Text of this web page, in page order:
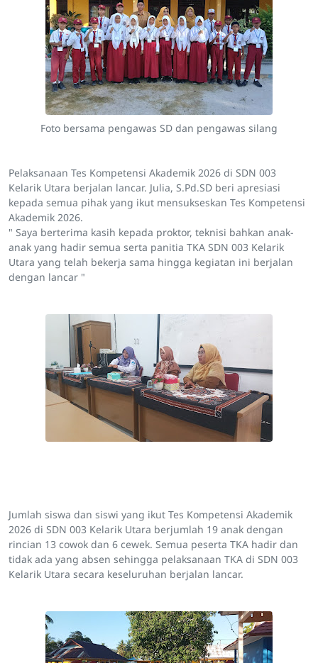
Foto bersama pengawas SD dan pengawas silang
Pelaksanaan Tes Kompetensi Akademik 2026 di SDN 003
Kelarik Utara berjalan lancar. Julia, S.Pd.SD beri apresiasi
kepada semua pihak yang ikut mensukseskan Tes Kompetensi
Akademik 2026.
" Saya berterima kasih kepada proktor, teknisi bahkan anak-
anak yang hadir semua serta panitia TKA SDN 003 Kelarik
Utara yang telah bekerja sama hingga kegiatan ini berjalan
dengan lancar "
Jumlah siswa dan siswi yang ikut Tes Kompetensi Akademik
2026 di SDN 003 Kelarik Utara berjumlah 19 anak dengan
rincian 13 cowok dan 6 cewek. Semua peserta TKA hadir dan
tidak ada yang absen sehingga pelaksanaan TKA di SDN 003
Kelarik Utara secara keseluruhan berjalan lancar.